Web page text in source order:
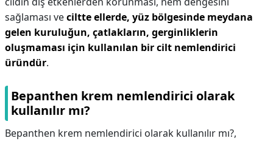
sağlaması veciltte ellerde, yüz bölgesinde meydana
gelen kuruluğun, çatlakların, gerginliklerin
oluşmaması için kullanılan bir cilt nemlendirici
üründür.
Bepanthen krem nemlendirici olarak
kullanılır mı?
Bepanthen krem nemlendirici olarak kullanılır mı?,